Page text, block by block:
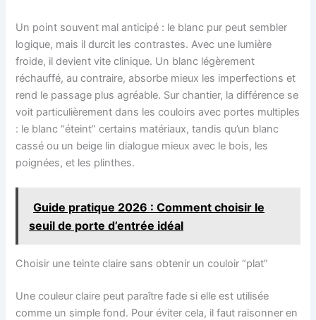
Un point souvent mal anticipé : le blanc pur peut sembler
logique, mais il durcit les contrastes. Avec une lumière
froide, il devient vite clinique. Un blanc légèrement
réchauffé, au contraire, absorbe mieux les imperfections et
rend le passage plus agréable. Sur chantier, la différence se
voit particulièrement dans les couloirs avec portes multiples
: le blanc “éteint” certains matériaux, tandis qu’un blanc
cassé ou un beige lin dialogue mieux avec le bois, les
poignées, et les plinthes.
Guide pratique 2026 : Comment choisir le
seuil de porte d’entrée idéal
Choisir une teinte claire sans obtenir un couloir “plat”
Une couleur claire peut paraître fade si elle est utilisée
comme un simple fond. Pour éviter cela, il faut raisonner en